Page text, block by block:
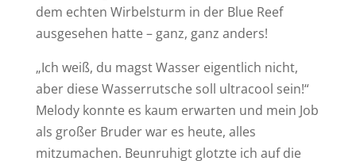
dem echten Wirbelsturm in der Blue Reef
ausgesehen hatte – ganz, ganz anders!
„Ich weiß, du magst Wasser eigentlich nicht,
aber diese Wasserrutsche soll ultracool sein!“
Melody konnte es kaum erwarten und mein Job
als großer Bruder war es heute, alles
mitzumachen. Beunruhigt glotzte ich auf die